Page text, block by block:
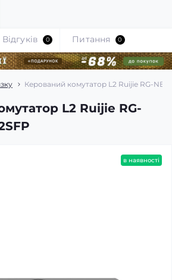
Керований комутатор L2 Ruijie RG-
L2 Ruijie RG-
Відгуків 0 Питання 0
в наявності